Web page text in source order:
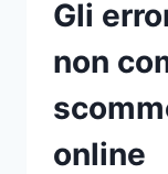
Gli
non
online